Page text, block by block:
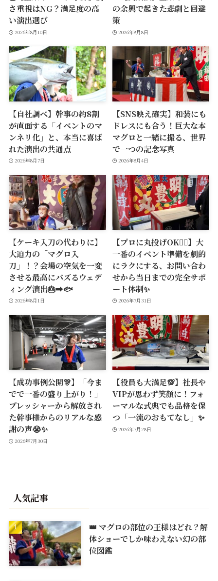
さ重視はNG？満足度の高
い演出選び
2026年8月10日
の余興で起きた悲劇と回避
策
2026年8月8日
【自社調べ】幹事の約8割
が直面する「イベントのマ
ンネリ化」と、本当に喜ば
れた演出の共通点
2026年8月7日
【SNS映え確実】和装にも
ドレスにも合う！巨大な本
マグロと一緒に撮る、世界
で一つの記念写真
2026年8月4日
【ケーキ入刀の代わりに】
大迫力の「マグロ入
刀」！？会場の空気を一変
させる最高にバズるウェデ
ィング演出🎂➡️🐟
2026年8月1日
【プロに丸投げOK🙆‍♂️】大
一番のイベント準備を劇的
にラクにする、お問い合わ
せから当日までの完全サポ
ート体制✨
2026年7月31日
【成功事例公開🎊】「今ま
でで一番の盛り上がり！」
プレッシャーから解放され
た幹事様からのリアルな感
謝の声😭✨
2026年7月30日
【役員も大満足💯】社長や
VIPが思わず笑顔に！フォ
ーマルな式典でも品格を保
つ「一流のおもてなし」✨
2026年7月28日
人気記事
👑 マグロの部位の王様はどれ？解
体ショーでしか味わえない幻の部
位図鑑